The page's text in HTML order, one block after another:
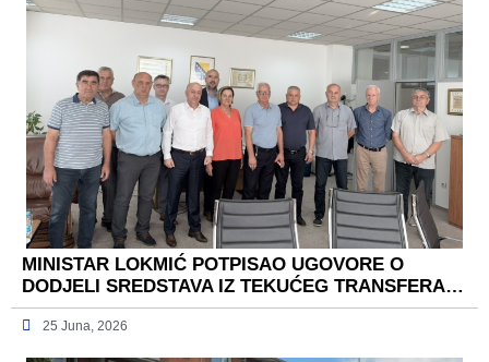
MINISTAR LOKMIĆ POTPISAO UGOVORE O
DODJELI SREDSTAVA IZ TEKUĆEG TRANSFERA…
25 Juna, 2026